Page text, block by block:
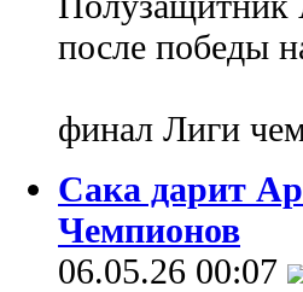
после победы
финал Лиги
Сака дарит
Чемпионов
06.05.26 00:07